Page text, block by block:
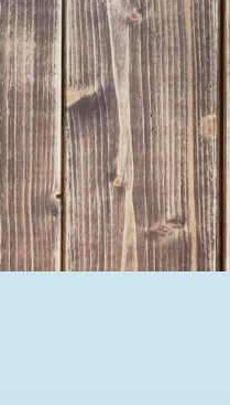
Soziales
für
Stadt
hilft Ukraine
uns dein
|
| 80 Jahre
x 80 Jahre x